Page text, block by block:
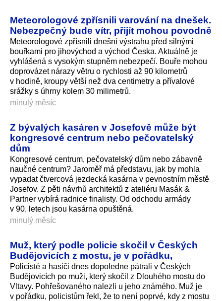
Meteorologové zpřísnili varování na dnešek.
Nebezpečný bude vítr, přijít mohou povodně
Meteorologové zpřísnili dnešní výstrahu před silnými
bouřkami pro jihovýchod a východ Česka. Aktuálně je
vyhlášená s vysokým stupněm nebezpečí. Bouře mohou
doprovázet nárazy větru o rychlosti až 90 kilometrů
v hodině, kroupy větší než dva centimetry a přívalové
srážky s úhrny kolem 30 milimetrů.
minulý měsíc
Z bývalých kasáren v Josefově může být
kongresové centrum nebo pečovatelský
dům
Kongresové centrum, pečovatelský dům nebo zábavně
naučné centrum? Jaroměř má představu, jak by mohla
vypadat čtvercová jezdecká kasárna v pevnostním městě
Josefov. Z pěti návrhů architektů z ateliéru Masák &
Partner vybírá radnice finalisty. Od odchodu armády
v 90. letech jsou kasárna opuštěná.
minulý měsíc
Muž, který podle policie skočil v Českých
Budějovicích z mostu, je v pořádku,
Policisté a hasiči dnes dopoledne pátrali v Českých
Budějovicích po muži, který skočil z Dlouhého mostu do
Vltavy. Pohřešovaného nalezli u jeho známého. Muž je
v pořádku, policistům řekl, že to není poprvé, kdy z mostu